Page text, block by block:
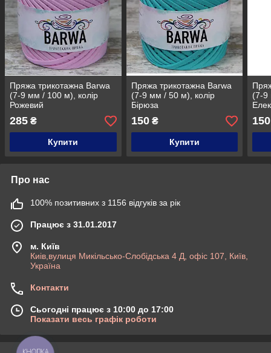
Пряжа трикотажна Barwa
(7-9 мм / 100 м), колір
Рожевий
285 ₴
Купити
Пряжа трикотажна Barwa
(7-9 мм / 50 м), колір
Бірюза
150₴
Купити
(7-9
150
Про нас
100% позитивних з 1156 відгуків за рік
Працює з 31.01.2017
м. Київ
Киів,вулиця Микільсько-Слобідська 4 Д, офіс 107, Київ,
Україна
Контакти
Сьогодні працює з 10:00 до 17:00
Показати весь графік роботи